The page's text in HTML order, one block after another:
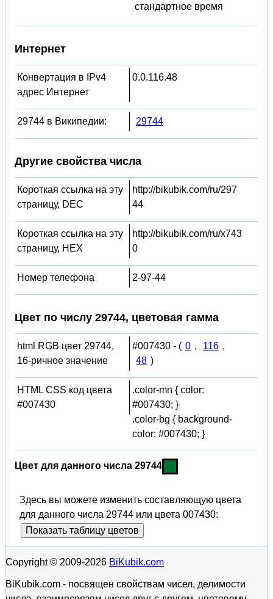
стандартное время
Интернет
Конвертация в IPv4
адрес Интернет
0.0.116.48
29744 в Википедии: 29744
Другие свойства числа
Короткая ссылка на эту
страницу, DEC
http://bikubik.com/ru/297
44
Короткая ссылка на эту
страницу, HEX
http://bikubik.com/ru/x743
0
Номер телефона 2-97-44
Цвет по числу 29744, цветовая гамма
html RGB цвет 29744,
16-ричное значение
#007430 - ( 0 , 116 ,
48 )
HTML CSS код цвета
#007430
.color-mn { color:
#007430; }
.color-bg { background-
color: #007430; }
Цвет для данного числа 29744
Здесь вы можете изменить составляющую цвета
для данного числа 29744 или цвета 007430:
Показать таблицу цветов
Copyright © 2009-2026 BiKubik.com
BiKubik.com - посвящен свойствам чисел, делимости